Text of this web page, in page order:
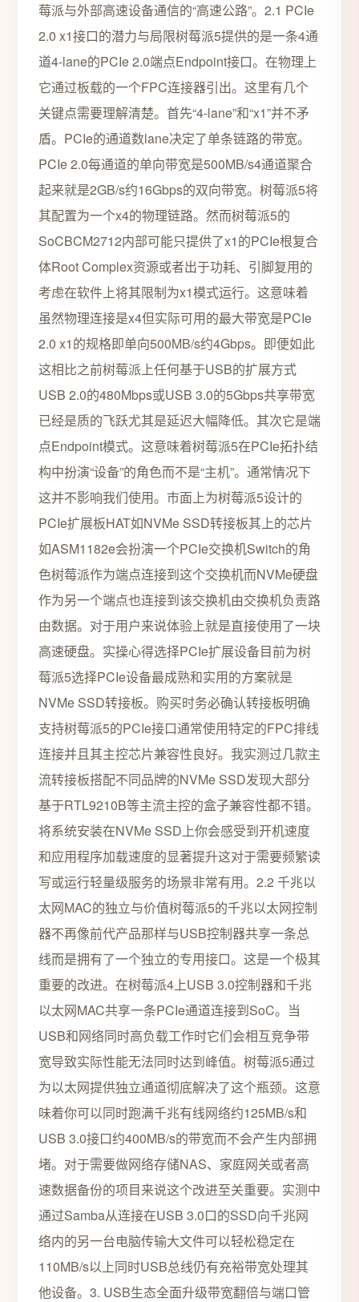
莓派与外部高速设备通信的“高速公路”。2.1 PCIe
2.0 x1接口的潜力与局限树莓派5提供的是一条4通
道4-lane的PCIe 2.0端点Endpoint接口。在物理上
它通过板载的一个FPC连接器引出。这里有几个
关键点需要理解清楚。首先“4-lane”和“x1”并不矛
盾。PCIe的通道数lane决定了单条链路的带宽。
PCIe 2.0每通道的单向带宽是500MB/s4通道聚合
起来就是2GB/s约16Gbps的双向带宽。树莓派5将
其配置为一个x4的物理链路。然而树莓派5的
SoCBCM2712内部可能只提供了x1的PCIe根复合
体Root Complex资源或者出于功耗、引脚复用的
考虑在软件上将其限制为x1模式运行。这意味着
虽然物理连接是x4但实际可用的最大带宽是PCIe
2.0 x1的规格即单向500MB/s约4Gbps。即便如此
这相比之前树莓派上任何基于USB的扩展方式
USB 2.0的480Mbps或USB 3.0的5Gbps共享带宽
已经是质的飞跃尤其是延迟大幅降低。其次它是端
点Endpoint模式。这意味着树莓派5在PCIe拓扑结
构中扮演“设备”的角色而不是“主机”。通常情况下
这并不影响我们使用。市面上为树莓派5设计的
PCIe扩展板HAT如NVMe SSD转接板其上的芯片
如ASM1182e会扮演一个PCIe交换机Switch的角
色树莓派作为端点连接到这个交换机而NVMe硬盘
作为另一个端点也连接到该交换机由交换机负责路
由数据。对于用户来说体验上就是直接使用了一块
高速硬盘。实操心得选择PCIe扩展设备目前为树
莓派5选择PCIe设备最成熟和实用的方案就是
NVMe SSD转接板。购买时务必确认转接板明确
支持树莓派5的PCIe接口通常使用特定的FPC排线
连接并且其主控芯片兼容性良好。我实测过几款主
流转接板搭配不同品牌的NVMe SSD发现大部分
基于RTL9210B等主流主控的盒子兼容性都不错。
将系统安装在NVMe SSD上你会感受到开机速度
和应用程序加载速度的显著提升这对于需要频繁读
写或运行轻量级服务的场景非常有用。2.2 千兆以
太网MAC的独立与价值树莓派5的千兆以太网控制
器不再像前代产品那样与USB控制器共享一条总
线而是拥有了一个独立的专用接口。这是一个极其
重要的改进。在树莓派4上USB 3.0控制器和千兆
以太网MAC共享一条PCIe通道连接到SoC。当
USB和网络同时高负载工作时它们会相互竞争带
宽导致实际性能无法同时达到峰值。树莓派5通过
为以太网提供独立通道彻底解决了这个瓶颈。这意
味着你可以同时跑满千兆有线网络约125MB/s和
USB 3.0接口约400MB/s的带宽而不会产生内部拥
堵。对于需要做网络存储NAS、家庭网关或者高
速数据备份的项目来说这个改进至关重要。实测中
通过Samba从连接在USB 3.0口的SSD向千兆网
络内的另一台电脑传输大文件可以轻松稳定在
110MB/s以上同时USB总线仍有充裕带宽处理其
他设备。3. USB生态全面升级带宽翻倍与端口管